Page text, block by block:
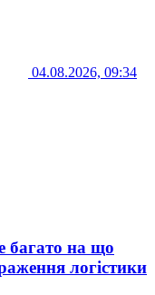
04.08.2026, 09:34
багато на що
логістики